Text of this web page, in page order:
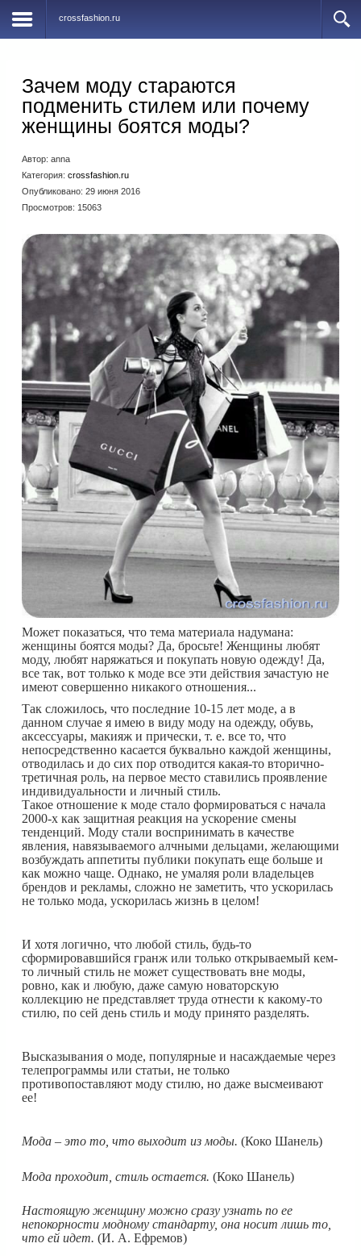
crossfashion.ru
Зачем моду стараются
подменить стилем или почему
женщины боятся моды?
Автор: anna
Категория: crossfashion.ru
Опубликовано: 29 июня 2016
Просмотров: 15063
Может показаться, что тема материала надумана:
женщины боятся моды? Да, бросьте! Женщины любят
моду, любят наряжаться и покупать новую одежду! Да,
все так, вот только к моде все эти действия зачастую не
имеют совершенно никакого отношения...
Так сложилось, что последние 10-15 лет моде, а в
данном случае я имею в виду моду на одежду, обувь,
аксессуары, макияж и прически, т. е. все то, что
непосредственно касается буквально каждой женщины,
отводилась и до сих пор отводится какая-то вторично-
третичная роль, на первое место ставились проявление
индивидуальности и личный стиль.
Такое отношение к моде стало формироваться с начала
2000-х как защитная реакция на ускорение смены
тенденций. Моду стали воспринимать в качестве
явления, навязываемого алчными дельцами, желающими
возбуждать аппетиты публики покупать еще больше и
как можно чаще. Однако, не умаляя роли владельцев
брендов и рекламы, сложно не заметить, что ускорилась
не только мода, ускорилась жизнь в целом!
И хотя логично, что любой стиль, будь-то
сформировавшийся гранж или только открываемый кем-
то личный стиль не может существовать вне моды,
ровно, как и любую, даже самую новаторскую
коллекцию не представляет труда отнести к какому-то
стилю, по сей день стиль и моду принято разделять.
Высказывания о моде, популярные и насаждаемые через
телепрограммы или статьи, не только
противопоставляют моду стилю, но даже высмеивают
ее!
Мода – это то, что выходит из моды. (Коко Шанель)
Мода проходит, стиль остается. (Коко Шанель)
Настоящую женщину можно сразу узнать по ее
непокорности модному стандарту, она носит лишь то,
что ей идет. (И. А. Ефремов)